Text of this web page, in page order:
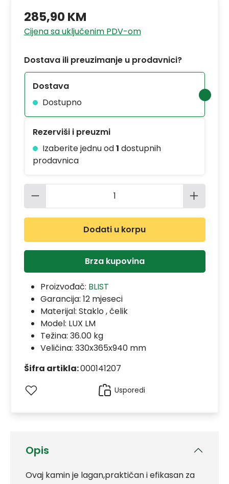
Opis
Ovaj kamin je lagan,praktičan i efikasan za
285,90 KM
Cijena sa uključenim PDV-om
Dostava ili preuzimanje u prodavnici?
Dostava
Dostupno
Rezerviši i preuzmi
Izaberite jednu od1 dostupnih
prodavnica
Količina proizvoda: Unesite
Dodati u korpu
Brza kupovina
Proizvođač: BLIST
Garancija: 12 mjeseci
Materijal: Staklo , čelik
Model: LUX LM
Težina: 36.00 kg
Veličina: 330x365x940 mm
Šifra artikla:000141207
Usporedi